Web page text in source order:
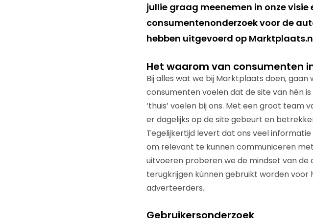
jullie graag meenemen in onze
consumentenonderzoek voor de
hebben uitgevoerd op
Het waarom van consumenten
Bij alles wat we bij Marktplaats doen,
consumenten voelen dat de site van hén
‘thuis’ voelen bij ons. Met een groot team
er dagelijks op de site gebeurt en
Tegelijkertijd levert dat ons veel
om relevant te kunnen communiceren
uitvoeren proberen we de mindset van
terugkrijgen kúnnen gebruikt worden
adverteerders.
Gebruikersonderzoek